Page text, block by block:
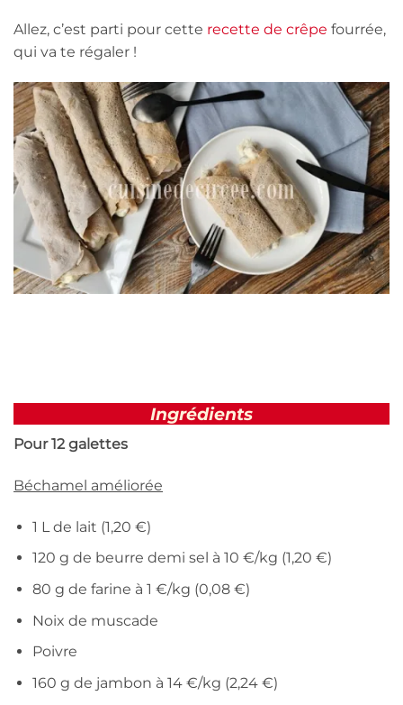
Allez, c’est parti pour cette recette de crêpe fourrée,
qui va te régaler !
Ingrédients
Pour 12 galettes
Béchamel améliorée
1 L de lait (1,20 €)
120 g de beurre demi sel à 10 €/kg (1,20 €)
80 g de farine à 1 €/kg (0,08 €)
Noix de muscade
Poivre
160 g de jambon à 14 €/kg (2,24 €)